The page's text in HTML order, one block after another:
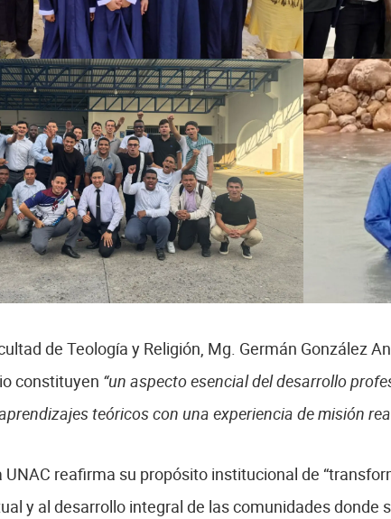
de Teología y Religión, Mg. Germán González
constituyen “un aspecto esencial del desarrollo
teóricos con una experiencia de misión
UNAC reafirma su propósito institucional de
y al desarrollo integral de las comunidades donde